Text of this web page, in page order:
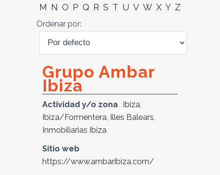
M N O P Q R S T U V W X Y Z
Ordenar por:
Grupo Ambar
Ibiza
Actividad y/o zona Ibiza,
Ibiza/Formentera, Illes Balears,
Inmobiliarias Ibiza
Sitio web
https://www.ambaribiza.com/